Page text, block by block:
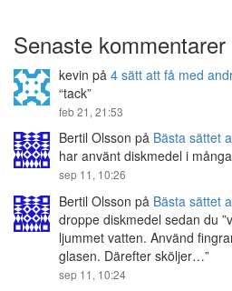
Senaste kommentarer
kevin på 4 sätt att få med
“tack”
feb 21, 21:53
Bertil Olsson på Bästa sättet
har använt diskmedel i
sep 11, 10:26
Bertil Olsson på Bästa sättet
droppe diskmedel sedan du
ljummet vatten. Använd
glasen. Därefter sköljer…”
sep 11, 10:24